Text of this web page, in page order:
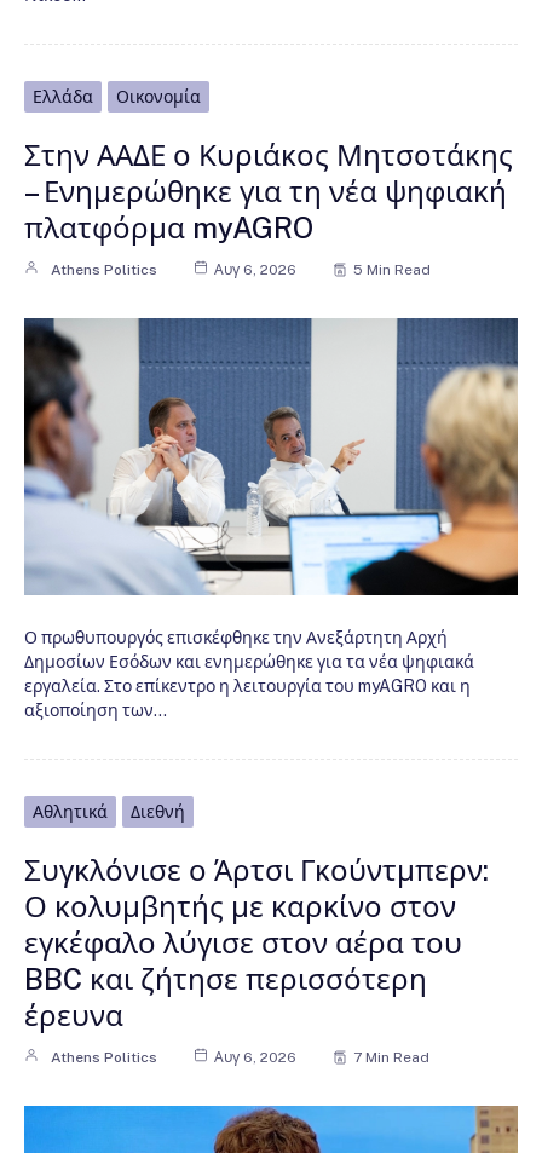
Ελλάδα Οικονομία
Στην ΑΑΔΕ ο Κυριάκος Μητσοτάκης
– Ενημερώθηκε για τη νέα ψηφιακή
πλατφόρμα myAGRO
Athens Politics Αυγ 6, 2026 5 Min Read
Ο πρωθυπουργός επισκέφθηκε την Ανεξάρτητη Αρχή
Δημοσίων Εσόδων και ενημερώθηκε για τα νέα ψηφιακά
εργαλεία. Στο επίκεντρο η λειτουργία του myAGRO και η
αξιοποίηση των…
Αθλητικά Διεθνή
Συγκλόνισε ο Άρτσι Γκούντμπερν:
Ο κολυμβητής με καρκίνο στον
εγκέφαλο λύγισε στον αέρα του
BBC και ζήτησε περισσότερη
έρευνα
Athens Politics Αυγ 6, 2026 7 Min Read